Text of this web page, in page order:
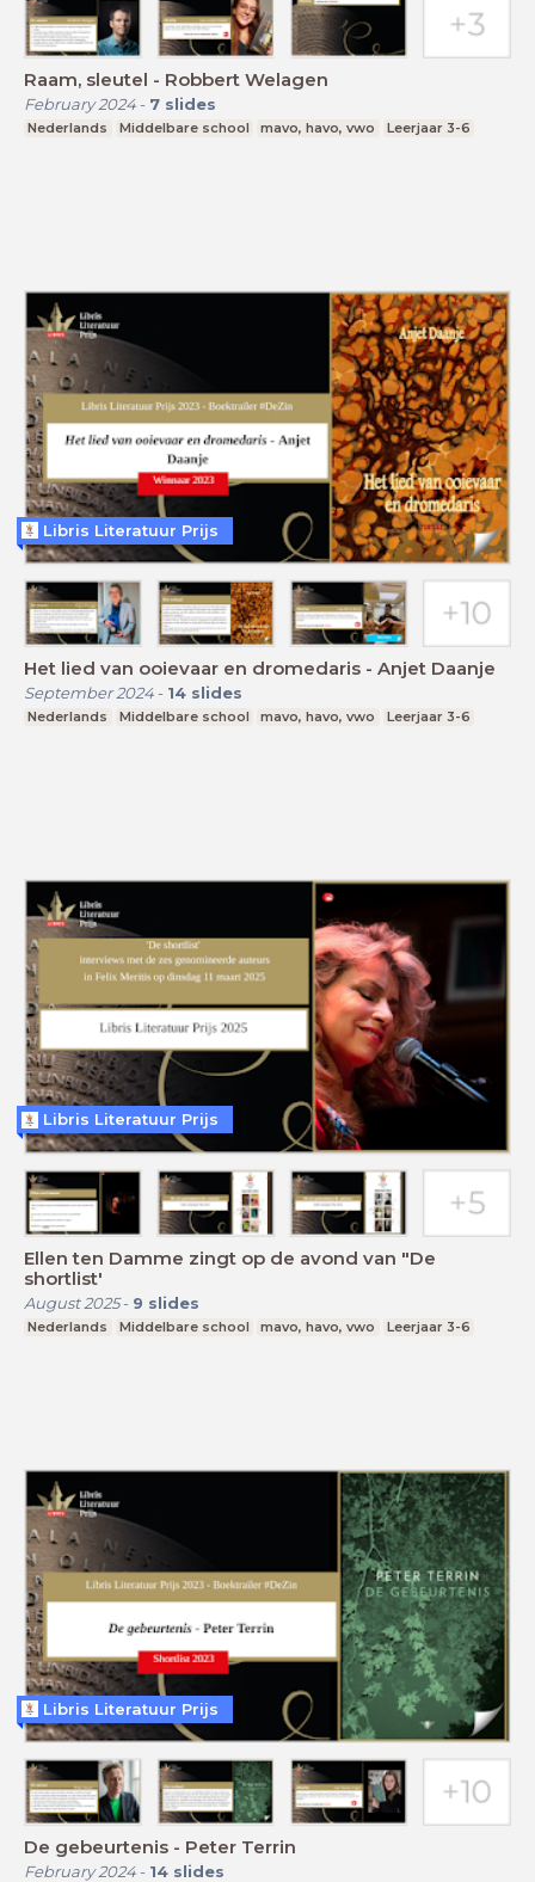
Raam, sleutel - Robbert Welagen
February 2024- 7 slides
Nederlands Middelbare school mavo, havo, vwo Leerjaar 3-6
Het lied van ooievaar en dromedaris - Anjet Daanje
September 2024- 14 slides
Nederlands Middelbare school mavo, havo, vwo Leerjaar 3-6
Libris Literatuur Prijs
Ellen ten Damme zingt op de avond van "De
shortlist'
August 2025- 9 slides
Nederlands Middelbare school mavo, havo, vwo Leerjaar 3-6
Libris Literatuur Prijs
De gebeurtenis - Peter Terrin
February 2024- 14 slides
Libris Literatuur Prijs